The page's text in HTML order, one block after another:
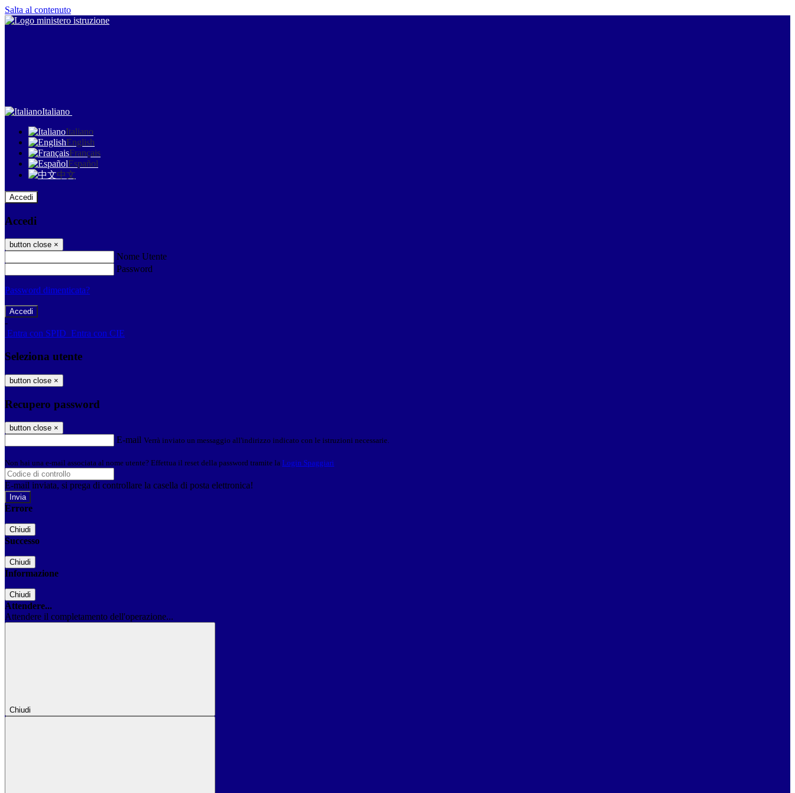
Salta al contenuto
Italiano
Italiano
English
Français
Español
中文
Accedi
Accedi
button close ×
Nome Utente
Password
Password dimenticata?
-
Entra con SPID Entra con CIE
Seleziona utente
button close ×
Recupero password
button close ×
E-mail Verrà inviato un messaggio all'indirizzo indicato con le istruzioni necessarie.
Non hai una e-mail associata al nome utente? Effettua il reset della password tramite la Login Spaggiari
E-mail inviata, si prega di controllare la casella di posta elettronica!
Errore
Chiudi
Successo
Chiudi
Informazione
Chiudi
Attendere...
Attendere il completamento dell'operazione...
Chiudi